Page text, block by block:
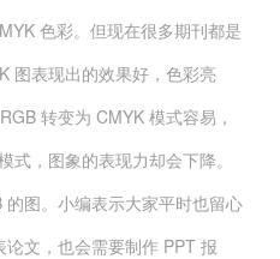
色彩。但现在很多期刊都是
图表现出的效果好，色彩亮
转变为 CMYK 模式容易，
，图象的表现力却会下降。
图。小编表示大家平时也留心
文，也会需要制作 PPT 报